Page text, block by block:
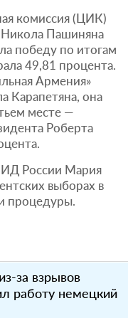
комиссия (ЦИК)
Пашиняна
победу по итогам
49,81 процента.
Армения»
Карапетяна, она
месте —
Роберта
России Мария
выборах в
процедуры.
за взрывов
работу немецкий